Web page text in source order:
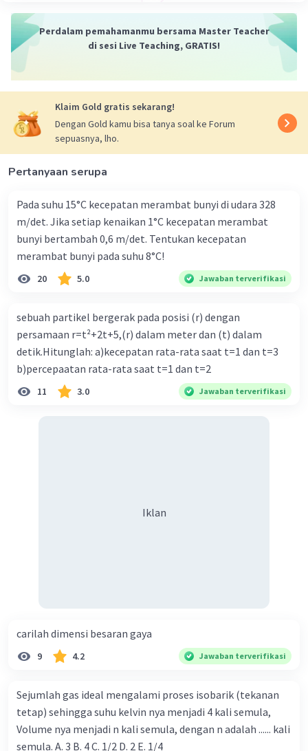
ΣF = resultan gaya (N)
ω = kecepatan sudut (rad/s)
Berdasarkan gambar pada soal, percepatan yang
bekerja pada benda selama gerakannya adalah
percepatan sentripetal yang arahnya selalu
menuju pusat lingkaran dan tegak lurus terhadap
vektor kecepatan. Maka, gambar yang paling
adalah C karena menuju pusat lingkaran secara
diagonal (lihat gambar di bawah).
Oleh karena itu, jawaban yang benar adalah C.
Balas
Iklan
Perdalam pemahamanmu bersama Master Teacher
di sesi Live Teaching, GRATIS!
Klaim Gold gratis sekarang!
Dengan Gold kamu bisa tanya soal ke Forum
sepuasnya, lho.
Pertanyaan serupa
Pada suhu 15°C kecepatan merambat bunyi di udara 328
m/det. Jika setiap kenaikan 1°C kecepatan merambat
bunyi bertambah 0,6 m/det. Tentukan kecepatan
merambat bunyi pada suhu 8°C!
20 5.0 Jawaban terverifikasi
sebuah partikel bergerak pada posisi (r) dengan
persamaan r=t²+2t+5,(r) dalam meter dan (t) dalam
detik.Hitunglah: a)kecepatan rata-rata saat t=1 dan t=3
b)percepaatan rata-rata saat t=1 dan t=2
11 3.0 Jawaban terverifikasi
Iklan
carilah dimensi besaran gaya
9 4.2 Jawaban terverifikasi
Sejumlah gas ideal mengalami proses isobarik (tekanan
tetap) sehingga suhu kelvin nya menjadi 4 kali semula,
Volume nya menjadi n kali semula, dengan n adalah ...... kali
semula. A. 3 B. 4 C. 1/2 D. 2 E. 1/4